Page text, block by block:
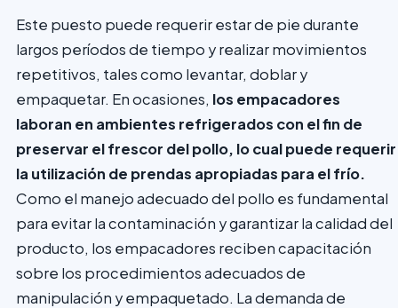
Este puesto puede requerir estar de pie durante
largos períodos de tiempo y realizar movimientos
repetitivos, tales como levantar, doblar y
empaquetar. En ocasiones, los empacadores
laboran en ambientes refrigerados con el fin de
preservar el frescor del pollo, lo cual puede requerir
la utilización de prendas apropiadas para el frío.
Como el manejo adecuado del pollo es fundamental
para evitar la contaminación y garantizar la calidad del
producto, los empacadores reciben capacitación
sobre los procedimientos adecuados de
manipulación y empaquetado. La demanda de